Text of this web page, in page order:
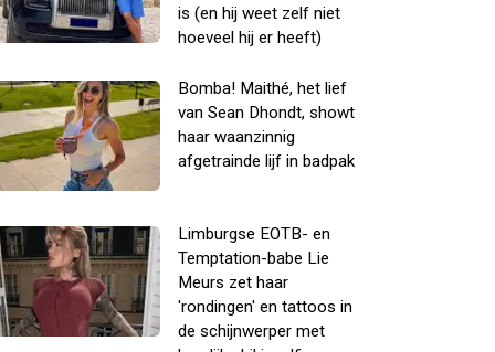
is (en hij weet zelf niet
hoeveel hij er heeft)
Bomba! Maithé, het lief
van Sean Dhondt, showt
haar waanzinnig
afgetrainde lijf in badpak
Limburgse EOTB- en
Temptation-babe Lie
Meurs zet haar
'rondingen' en tattoos in
de schijnwerper met